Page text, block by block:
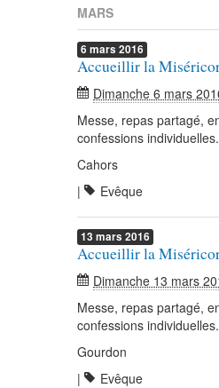
MARS
6 mars 2016
Accueillir la
Dimanche 6 mars
Messe, repas partagé,
confessions
Cahors
|
Evêque
13 mars 2016
Accueillir la
Dimanche 13 mars
Messe, repas partagé,
confessions
Gourdon
|
Evêque